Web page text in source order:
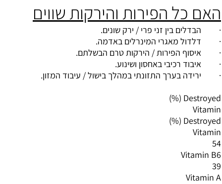
האם כל הפירות והירקות שווים
· הבדלים בין זני פרי / ירק שונים.
· דלדול מאגרי המינרלים באדמה.
· איסוף הפירות / הירקות טרם הבשלתם.
· איבוד רכיבי באחסון ושינוע.
· ירידה בערך התזונתי במהלך בישול / עיבוד המזון.
Destroyed (%)
Vitamin
Destroyed (%)
Vitamin
54
Vitamin B6
39
Vitamin A